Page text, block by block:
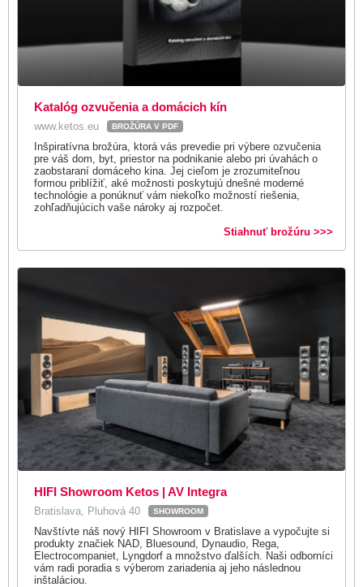
Katalóg ozvučenia a domácich kín
www.ketos.eu BROŽÚRA V PDF
Inšpiratívna brožúra, ktorá vás prevedie pri výbere ozvučenia
pre váš dom, byt, priestor na podnikanie alebo pri úvahách o
zaobstaraní domáceho kina. Jej cieľom je zrozumiteľnou
formou priblížiť, aké možnosti poskytujú dnešné moderné
technológie a ponúknuť vám niekoľko možností riešenia,
zohľadňujúcich vaše nároky aj rozpočet.
Stiahnuť brožúru >>>
HIFI Showroom Ketos | AV Integra
Bratislava, Pluhová 40 SHOWROOM
Navštívte náš nový HIFI Showroom v Bratislave a vypočujte si
produkty značiek NAD, Bluesound, Dynaudio, Rega,
Electrocompaniet, Lyngdorf a množstvo ďalších. Naši odborníci
vám radi poradia s výberom zariadenia aj jeho následnou
inštaláciou.